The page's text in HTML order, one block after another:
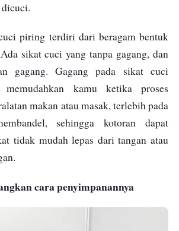
piring terdiri dari beragam bentuk
sikat cuci yang tanpa gagang, dan
gagang. Gagang pada sikat cuci
kamu ketika proses
makan atau masak, terlebih pada
sehingga kotoran dapat
tidak mudah lepas dari tangan atau
cara penyimpanannya